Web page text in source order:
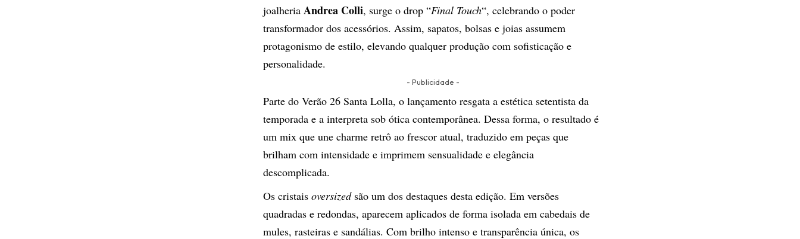
joalheria Andrea Colli, surge o drop “Final Touch“, celebrando o poder
transformador dos acessórios. Assim, sapatos, bolsas e joias assumem
protagonismo de estilo, elevando qualquer produção com sofisticação e
personalidade.
- Publicidade -
Parte do Verão 26 Santa Lolla, o lançamento resgata a estética setentista da
temporada e a interpreta sob ótica contemporânea. Dessa forma, o resultado é
um mix que une charme retrô ao frescor atual, traduzido em peças que
brilham com intensidade e imprimem sensualidade e elegância
descomplicada.
Os cristais oversized são um dos destaques desta edição. Em versões
quadradas e redondas, aparecem aplicados de forma isolada em cabedais de
mules, rasteiras e sandálias. Com brilho intenso e transparência única, os